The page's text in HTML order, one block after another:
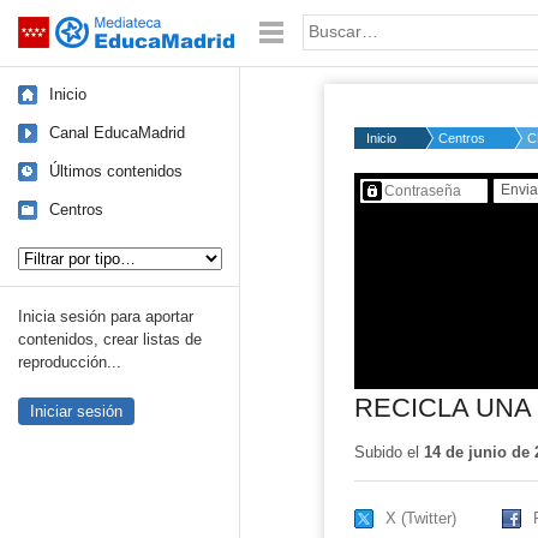
Saltar navegación Palabra o frase:
Inicio
Canal EducaMadrid
Últimos contenidos
Centros
Inicia sesión para aportar
contenidos, crear listas de
reproducción...
Iniciar sesión
Inicio Centros
Contenido protegido…
RECICLA
Subido el 14 de junio de
X (Twitter)